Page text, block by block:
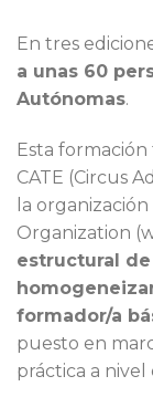
En tres
a unas 60
Autónomas.
Esta
CATE (Circus
la
Organization
estructural
formador/a
puesto en
práctica a nivel